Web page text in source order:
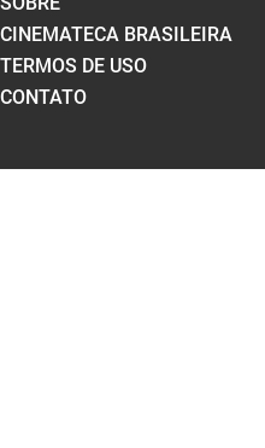
CINEMATECA BRASILEIRA
TERMOS DE USO
CONTATO